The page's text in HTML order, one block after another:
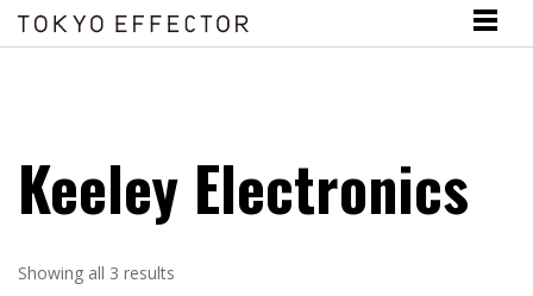
Keeley Electronics
Showing all 3 results